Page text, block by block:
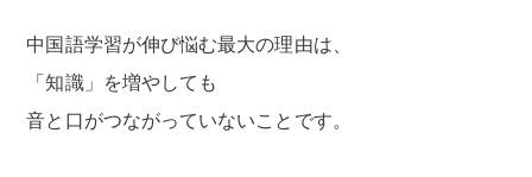
中国語学習が伸び悩む最大の理由は、
「知識」を増やしても
音と口がつながっていないことです。